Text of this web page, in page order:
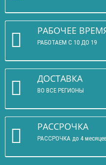
РАБОЧЕЕ
РАБОТАЕМ С 10 ДО 19
ДОСТАВКА
ВО ВСЕ РЕГИОНЫ
РАССРОЧКА
РАССРОЧКА до 4